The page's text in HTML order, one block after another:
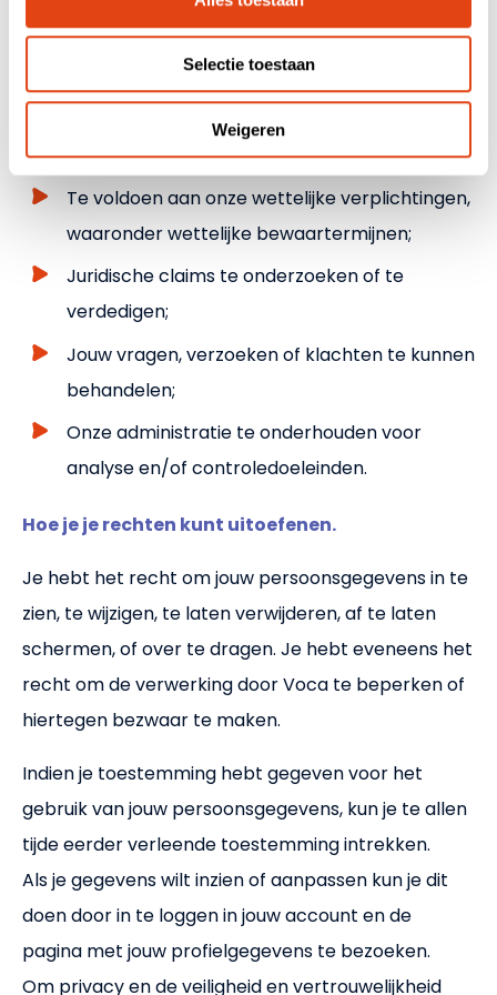
Selectie toestaan
Weigeren
Na beëindiging van onze relatie met jou, zullen we
jouw persoonsgegevens bewaren voor een periode
die ons in staat stelt om:
Te voldoen aan onze wettelijke verplichtingen,
waaronder wettelijke bewaartermijnen;
Juridische claims te onderzoeken of te
verdedigen;
Jouw vragen, verzoeken of klachten te kunnen
behandelen;
Onze administratie te onderhouden voor
analyse en/of controledoeleinden.
Hoe je je rechten kunt uitoefenen.
Je hebt het recht om jouw persoonsgegevens in te
zien, te wijzigen, te laten verwijderen, af te laten
schermen, of over te dragen. Je hebt eveneens het
recht om de verwerking door Voca te beperken of
hiertegen bezwaar te maken.
Indien je toestemming hebt gegeven voor het
gebruik van jouw persoonsgegevens, kun je te allen
tijde eerder verleende toestemming intrekken.
Als je gegevens wilt inzien of aanpassen kun je dit
doen door in te loggen in jouw account en de
pagina met jouw profielgegevens te bezoeken.
Om privacy en de veiligheid en vertrouwelijkheid